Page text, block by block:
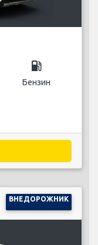
local_gas_station
Бензин
ВНЕДОРОЖНИК